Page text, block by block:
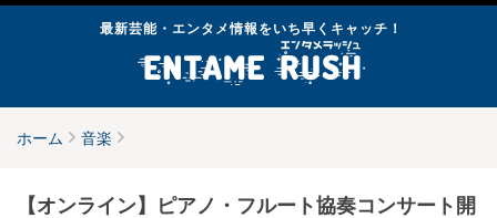
最新芸能・エンタメ情報をいち早くキャッチ！
ホーム 音楽
【オンライン】ピアノ・フルート協奏コンサート開